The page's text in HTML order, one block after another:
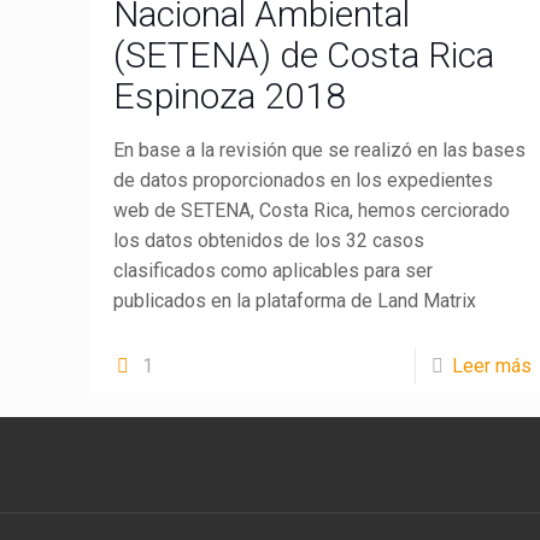
Nacional Ambiental
(SETENA) de Costa Rica
Espinoza 2018
En base a la revisión que se realizó en las bases
de datos proporcionados en los expedientes
web de SETENA, Costa Rica, hemos cerciorado
los datos obtenidos de los 32 casos
clasificados como aplicables para ser
publicados en la plataforma de Land Matrix
1 Leer más
LandMatrix